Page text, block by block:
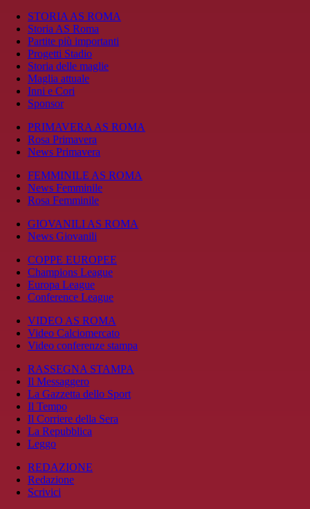
STORIA AS ROMA
Storia AS Roma
Partite più importanti
Progetti Stadio
Storia delle maglie
Maglia attuale
Inni e Cori
Sponsor
PRIMAVERA AS ROMA
Rosa Primavera
News Primavera
FEMMINILE AS ROMA
News Femminile
Rosa Femminile
GIOVANILI AS ROMA
News Giovanili
COPPE EUROPEE
Champions League
Europa League
Conference League
VIDEO AS ROMA
Video Calciomercato
Video conferenze stampa
RASSEGNA STAMPA
Il Messaggero
La Gazzetta dello Sport
Il Tempo
Il Corriere della Sera
La Repubblica
Leggo
REDAZIONE
Redazione
Scrivici